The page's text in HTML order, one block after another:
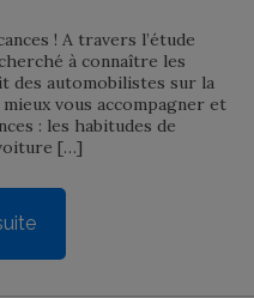
! A travers l’étude
à connaître les
des automobilistes sur la
mieux vous accompagner et
: les habitudes de
[…]